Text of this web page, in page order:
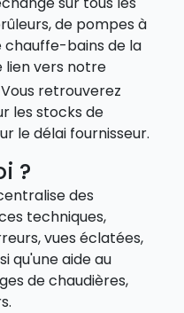
de pompes à
chauffe-bains de la
lien vers notre
retrouverez
les stocks de
le délai fournisseur.
?
des
techniques,
vues éclatées,
qu'une aide au
de chaudières,